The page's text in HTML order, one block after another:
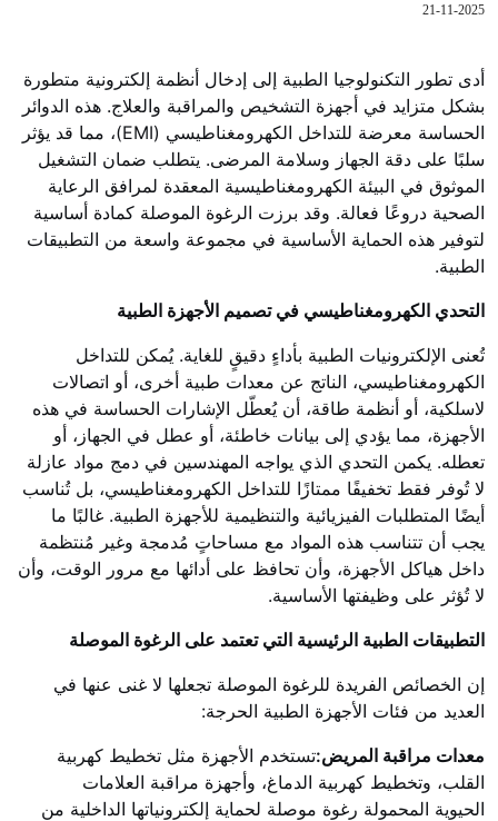
21-11-2025
أدى تطور التكنولوجيا الطبية إلى إدخال أنظمة إلكترونية متطورة
بشكل متزايد في أجهزة التشخيص والمراقبة والعلاج. هذه الدوائر
الحساسة معرضة للتداخل الكهرومغناطيسي (EMI)، مما قد يؤثر
سلبًا على دقة الجهاز وسلامة المرضى. يتطلب ضمان التشغيل
الموثوق في البيئة الكهرومغناطيسية المعقدة لمرافق الرعاية
الصحية دروعًا فعالة. وقد برزت الرغوة الموصلة كمادة أساسية
لتوفير هذه الحماية الأساسية في مجموعة واسعة من التطبيقات
الطبية.
التحدي الكهرومغناطيسي في تصميم الأجهزة الطبية
تُعنى الإلكترونيات الطبية بأداءٍ دقيقٍ للغاية. يُمكن للتداخل
الكهرومغناطيسي، الناتج عن معدات طبية أخرى، أو اتصالات
لاسلكية، أو أنظمة طاقة، أن يُعطّل الإشارات الحساسة في هذه
الأجهزة، مما يؤدي إلى بيانات خاطئة، أو عطل في الجهاز، أو
تعطله. يكمن التحدي الذي يواجه المهندسين في دمج مواد عازلة
لا تُوفر فقط تخفيفًا ممتازًا للتداخل الكهرومغناطيسي، بل تُناسب
أيضًا المتطلبات الفيزيائية والتنظيمية للأجهزة الطبية. غالبًا ما
يجب أن تتناسب هذه المواد مع مساحاتٍ مُدمجة وغير مُنتظمة
داخل هياكل الأجهزة، وأن تحافظ على أدائها مع مرور الوقت، وأن
لا تُؤثر على وظيفتها الأساسية.
التطبيقات الطبية الرئيسية التي تعتمد على الرغوة الموصلة
إن الخصائص الفريدة للرغوة الموصلة تجعلها لا غنى عنها في
العديد من فئات الأجهزة الطبية الحرجة:
معدات مراقبة المريض:تستخدم الأجهزة مثل تخطيط كهربية
القلب، وتخطيط كهربية الدماغ، وأجهزة مراقبة العلامات
الحيوية المحمولة رغوة موصلة لحماية إلكترونياتها الداخلية من